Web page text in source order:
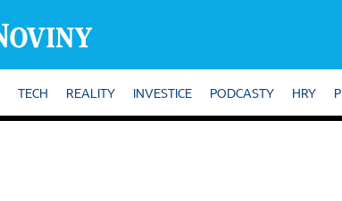
TECH REALITY INVESTICE PODCASTY HRY